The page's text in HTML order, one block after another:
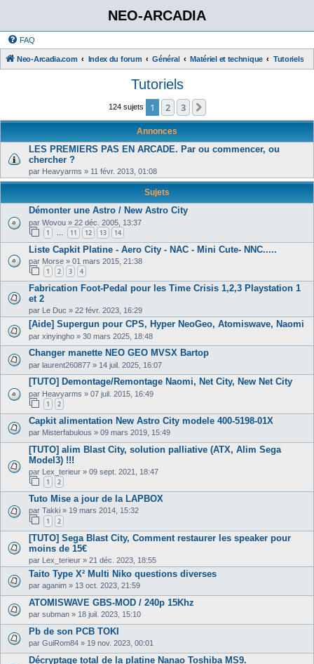
NEO-ARCADIA
FAQ
Neo-Arcadia.com Index du forum Général Matériel et technique Tutoriels
Tutoriels
124 sujets 1 2 3
Annonces
LES PREMIERS PAS EN ARCADE. Par ou commencer, ou
chercher ?
par Heavyarms » 11 févr. 2013, 01:08
Sujets
Démonter une Astro / New Astro City
par Wovou » 22 déc. 2005, 13:37
1 11 12 13 14
Liste Capkit Platine - Aero City - NAC - Mini Cute- NNC.....
par Morse » 01 mars 2015, 21:38
1 2 3 4
Fabrication Foot-Pedal pour les Time Crisis 1,2,3 Playstation 1
et 2
par Le Duc » 22 févr. 2023, 16:29
[Aide] Supergun pour CPS, Hyper NeoGeo, Atomiswave, Naomi
par xinyingho » 30 mars 2025, 18:48
Changer manette NEO GEO MVSX Bartop
par laurent260877 » 14 juil. 2025, 16:07
[TUTO] Demontage/Remontage Naomi, Net City, New Net City
par Heavyarms » 07 juil. 2015, 16:49
1 2
Capkit alimentation New Astro City modele 400-5198-01X
par Misterfabulous » 09 mars 2019, 15:49
[TUTO] alim Blast City, solution palliative (ATX, Alim Sega
Model3) !!!
par Lex_terieur » 09 sept. 2021, 18:47
1 2
Tuto Mise a jour de la LAPBOX
par Takki » 19 mars 2014, 15:32
1 2
[TUTO] Sega Blast City, Comment restaurer les speaker pour
moins de 15€
par Lex_terieur » 21 déc. 2023, 18:55
Taito Type X² Multi Niko questions diverses
par aganim » 13 oct. 2023, 21:59
ATOMISWAVE GBS-MOD / 240p 15Khz
par subman » 18 juil. 2023, 15:10
Pb de son PCB TOKI
par GuiRom84 » 19 nov. 2023, 00:01
Décryptage total de la platine Nanao Toshiba MS9.